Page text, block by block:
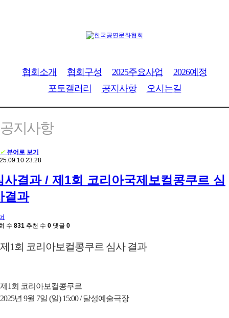
협회소개 협회구성 2025주요사업
2026예정
포토갤러리
공지사항 오시는길
공지사항
✔ 뷰어로 보기
23:28
사결과 / 제1회 코리아국제보컬콩쿠르 심
결과
수 831 추천 수 0 댓글 0
제1회 코리아보컬콩쿠르 심사 결과
제1회 코리아보컬콩쿠르
2025년 9월 7일 (일) 15:00 / 달성예술극장